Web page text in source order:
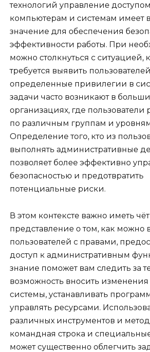
технологий управление
компьютерам и системам имеет
значение для обеспечения
эффективности работы. При
можно столкнуться с ситуацией,
требуется выявить
определенные привилегии в
задачи часто возникают в
организациях, где
по различным группам и
Определение того, кто из
выполнять административные
позволяет более эффективно
безопасностью и предотвратить
потенциальные риски.
В этом контексте важно иметь
представление о том, как можно
пользователей с правами,
доступ к административным
знание поможет вам следить за
возможность вносить изменения
системы, устанавливать
управлять ресурсами.
различных инструментов и
командная строка и
может существенно облегчить